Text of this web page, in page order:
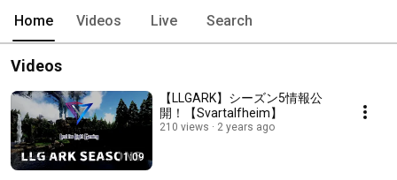
Home Videos Live Search
Videos
1:09
【LLGARK】シーズン5情報公
開！【Svartalfheim】
210 views 2 years ago